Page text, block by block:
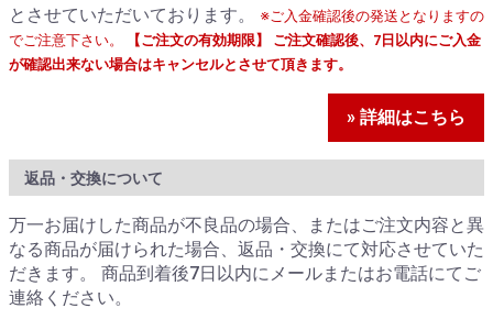
とさせていただいております。
※ご入金確認後の発送となりますの
でご注意下さい。
【ご注文の有効期限】 ご注文確認後、7日以内にご入金
が確認出来ない場合はキャンセルとさせて頂きます。
» 詳細はこちら
返品・交換について
万一お届けした商品が不良品の場合、またはご注文内容と異
なる商品が届けられた場合、返品・交換にて対応させていた
だきます。 商品到着後7日以内にメールまたはお電話にてご
連絡ください。